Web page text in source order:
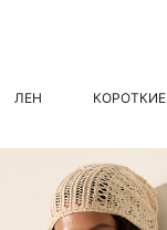
ЛЕН КОРОТКИЕ